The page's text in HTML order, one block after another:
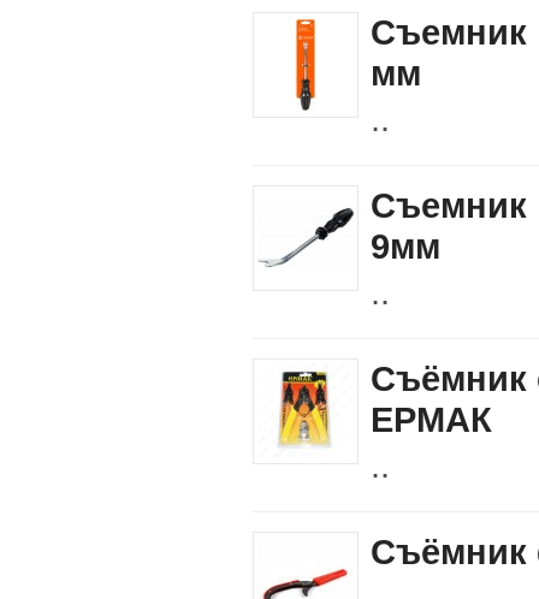
Съемник
мм
..
Съемник
9мм
..
Съёмник
ЕРМАК
..